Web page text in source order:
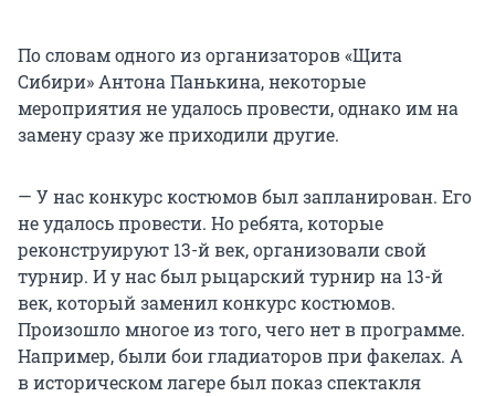
По словам одного из организаторов «Щита
Сибири» Антона Панькина, некоторые
мероприятия не удалось провести, однако им на
замену сразу же приходили другие.
— У нас конкурс костюмов был запланирован. Его
не удалось провести. Но ребята, которые
реконструируют 13-й век, организовали свой
турнир. И у нас был рыцарский турнир на 13-й
век, который заменил конкурс костюмов.
Произошло многое из того, чего нет в программе.
Например, были бои гладиаторов при факелах. А
в историческом лагере был показ спектакля